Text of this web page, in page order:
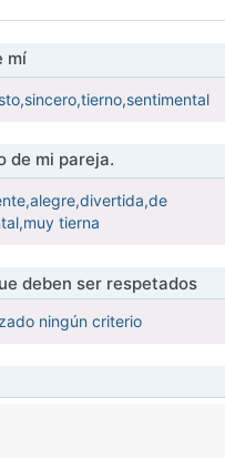
mí
de mi pareja.
tierna
deben ser respetados
ningún criterio